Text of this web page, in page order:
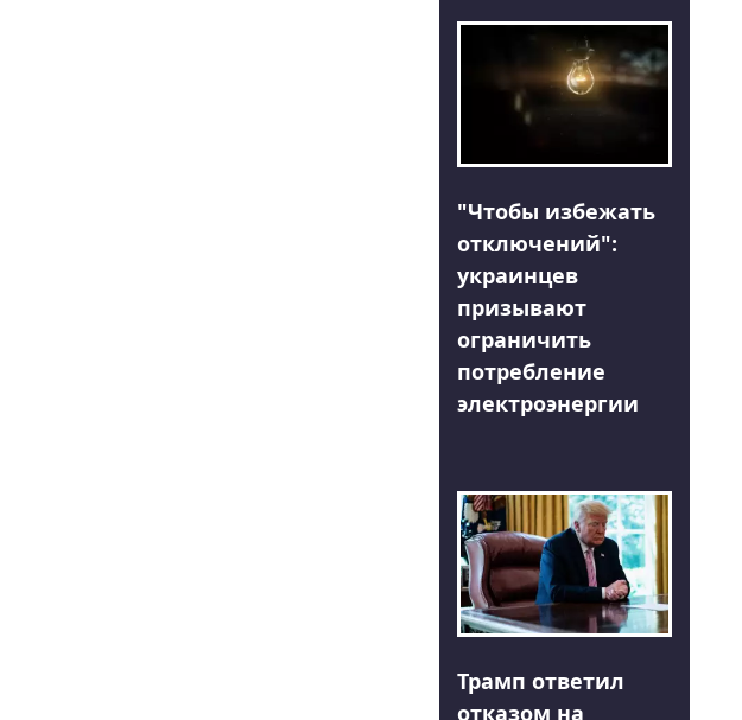
"Чтобы избежать
отключений":
украинцев
призывают
ограничить
потребление
электроэнергии
Трамп ответил
отказом на